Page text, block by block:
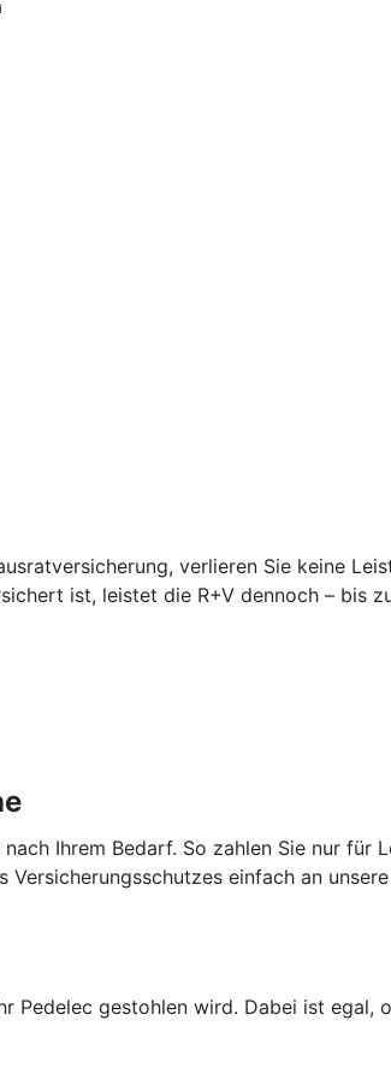
verlieren Sie keine
ist, leistet die R+V dennoch – bis
Ihrem Bedarf. So zahlen Sie nur für
einfach an
Pedelec gestohlen wird. Dabei ist